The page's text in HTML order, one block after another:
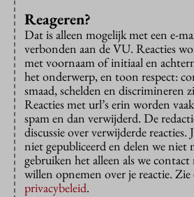
Reageren?
Dat is alleen mogelijk met een e-
verbonden aan de VU. Reacties
met voornaam of initiaal en
het onderwerp, en toon respect:
smaad, schelden en discrimineren
Reacties met url’s erin worden
spam en dan verwijderd. De
discussie over verwijderde reacties.
niet gepubliceerd en delen we niet
gebruiken het alleen als we
willen opnemen over je reactie.
privacybeleid.